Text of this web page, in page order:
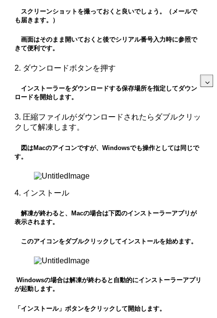
スクリーンショットを撮っておくと良いでしょう。（メールで
も届きます。）
画面はそのまま開いておくと後でシリアル番号入力時に参照で
きて便利です。
2. ダウンロードボタンを押す
インストーラーをダウンロードする保存場所を指定してダウン
ロードを開始します。
3. 圧縮ファイルがダウンロードされたらダブルクリッ
クして解凍します。
図はMacのアイコンですが、Windowsでも操作としては同じで
す。
4. インストール
解凍が終わると、Macの場合は下図のインストーラーアプリが
表示されます。
このアイコンをダブルクリックしてインストールを始めます。
Windowsの場合は解凍が終わると自動的にインストーラーアプリ
が起動します。
「インストール」ボタンをクリックして開始します。